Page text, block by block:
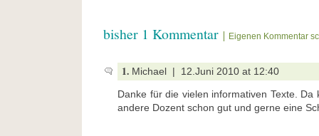
bisher 1 Kommentar Eigenen Kommentar
1. Michael | 12.Juni 2010 at 12:40
Danke für die vielen informativen Texte.
andere Dozent schon gut und gerne eine